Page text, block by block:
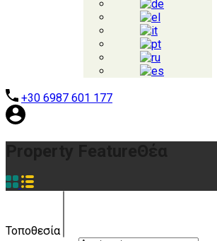
+30 6987 601 177
Τοποθεσία